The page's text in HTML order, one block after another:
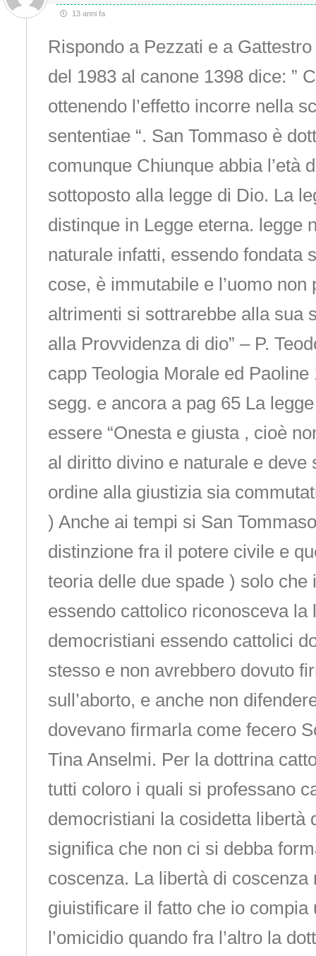
13 anni fa
Rispondo a Pezzati e a
del 1983 al canone 1398 dice: ”
ottenendo l’effetto incorre nella
sententiae “. San Tommaso è
comunque Chiunque abbia l’età
sottoposto alla legge di Dio. La
distinque in Legge eterna. legge
naturale infatti, essendo fondata
cose, è immutabile e l’uomo non
altrimenti si sottrarebbe alla sua
alla Provvidenza di dio” – P.
capp Teologia Morale ed Paoline
segg. e ancora a pag 65 La
essere “Onesta e giusta , cioè
al diritto divino e naturale e deve
ordine alla giustizia sia
) Anche ai tempi si San
distinzione fra il potere civile e
teoria delle due spade ) solo che
essendo cattolico riconosceva la
democristiani essendo cattolici
stesso e non avrebbero dovuto
sull’aborto, e anche non
dovevano firmarla come fecero
Tina Anselmi. Per la dottrina
tutti coloro i quali si professano
democristiani la cosidetta libertà
significa che non ci si debba
coscenza. La libertà di coscenza
giuistificare il fatto che io compia
l’omicidio quando fra l’altro la